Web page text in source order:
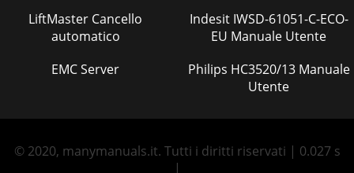
LiftMaster Cancello
automatico
EMC Server
Indesit IWSD-61051-C-ECO-
EU Manuale Utente
Philips HC3520/13 Manuale
Utente
© 2020, manymanuals.it. Tutti i diritti riservati | 0.027 s
|